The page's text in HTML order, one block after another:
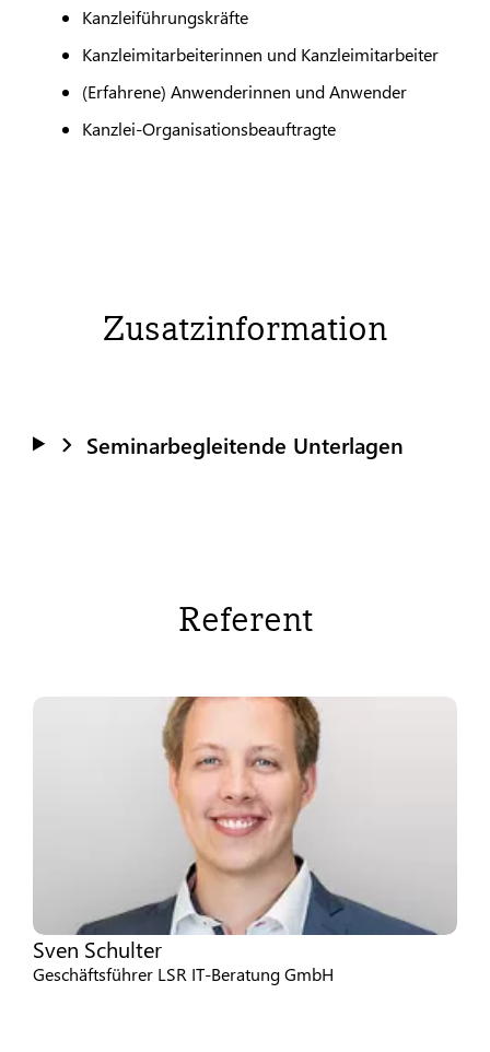
Kanzleiführungskräfte
Kanzleimitarbeiterinnen und Kanzleimitarbeiter
(Erfahrene) Anwenderinnen und Anwender
Kanzlei-Organisationsbeauftragte
Zusatzinformation
Seminarbegleitende Unterlagen
Referent
Sven Schulter
Geschäftsführer LSR IT-Beratung GmbH